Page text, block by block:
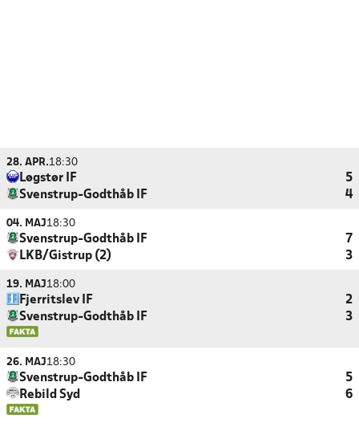
28. APR.18:30
Løgstør IF
5
Svenstrup-Godthåb IF
4
04. MAJ18:30
Svenstrup-Godthåb IF
7
LKB/Gistrup (2)
3
19. MAJ18:00
Fjerritslev IF
2
Svenstrup-Godthåb IF
3
26. MAJ18:30
Svenstrup-Godthåb IF
5
Rebild Syd
6